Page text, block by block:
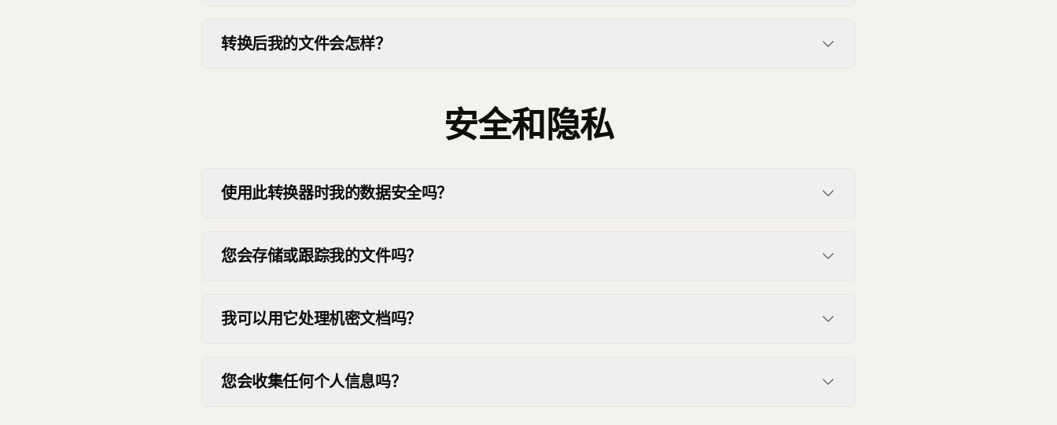
转换后我的文件会怎样？
安全和隐私
使用此转换器时我的数据安全吗？
您会存储或跟踪我的文件吗？
我可以用它处理机密文档吗？
您会收集任何个人信息吗？